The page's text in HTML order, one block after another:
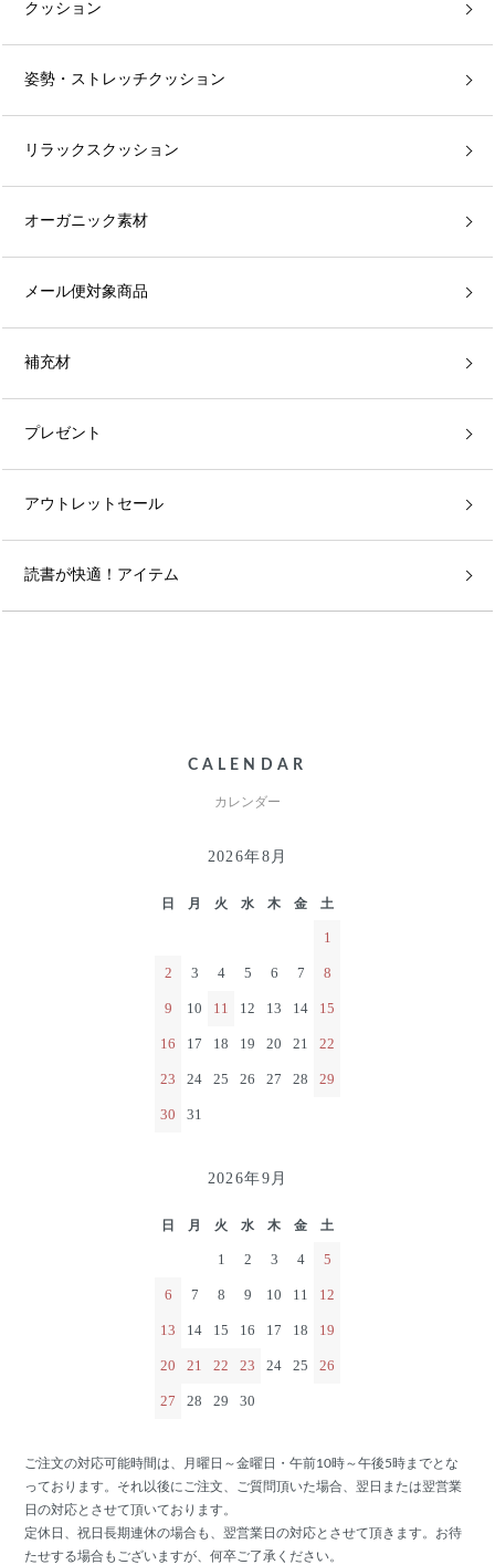
クッション
姿勢・ストレッチクッション
リラックスクッション
オーガニック素材
メール便対象商品
補充材
プレゼント
アウトレットセール
読書が快適！アイテム
CALENDAR
カレンダー
2026年8月
日 月 火 水 木 金 土
1
2 3 4 5 6 7 8
9 10 11 12 13 14 15
16 17 18 19 20 21 22
23 24 25 26 27 28 29
30 31
2026年9月
日 月 火 水 木 金 土
1 2 3 4 5
6 7 8 9 10 11 12
13 14 15 16 17 18 19
20 21 22 23 24 25 26
27 28 29 30
ご注文の対応可能時間は、月曜日～金曜日・午前10時～午後5時までとな
っております。それ以後にご注文、ご質問頂いた場合、翌日または翌営業
日の対応とさせて頂いております。
定休日、祝日長期連休の場合も、翌営業日の対応とさせて頂きます。お待
たせする場合もございますが、何卒ご了承ください。